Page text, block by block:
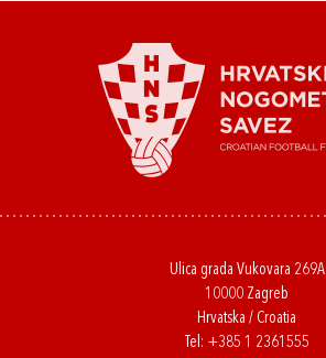
Ulica grada Vukovara 269A
10000 Zagreb
Hrvatska / Croatia
Tel: +385 1 2361555